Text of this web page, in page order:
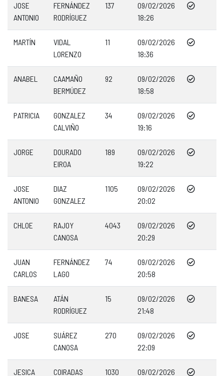
JOSE
ANTONIO
FERNÁNDEZ
RODRÍGUEZ
137
09/02/2026
18:26
MARTÍN
VIDAL
LORENZO
11
09/02/2026
18:36
ANABEL
CAAMAÑO
BERMÚDEZ
92
09/02/2026
18:58
PATRICIA
GONZALEZ
CALVIÑO
34
09/02/2026
19:16
JORGE
DOURADO
EIROA
189
09/02/2026
19:22
JOSE
ANTONIO
DIAZ
GONZALEZ
1105
09/02/2026
20:02
CHLOE
RAJOY
CANOSA
4043
09/02/2026
20:29
JUAN
CARLOS
FERNÁNDEZ
LAGO
74
09/02/2026
20:58
BANESA
ATÁN
RODRÍGUEZ
15
09/02/2026
21:48
JOSE
SUÁREZ
CANOSA
270
09/02/2026
22:09
JESICA COIRADAS 1030 09/02/2026